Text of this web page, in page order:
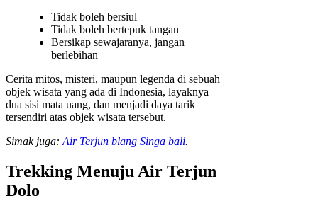
Tidak boleh bersiul
Tidak boleh bertepuk tangan
Bersikap sewajaranya, jangan
berlebihan
Cerita mitos, misteri, maupun legenda di sebuah
objek wisata yang ada di Indonesia, layaknya
dua sisi mata uang, dan menjadi daya tarik
tersendiri atas objek wisata tersebut.
Simak juga: Air Terjun blang Singa bali.
Trekking Menuju Air Terjun
Dolo